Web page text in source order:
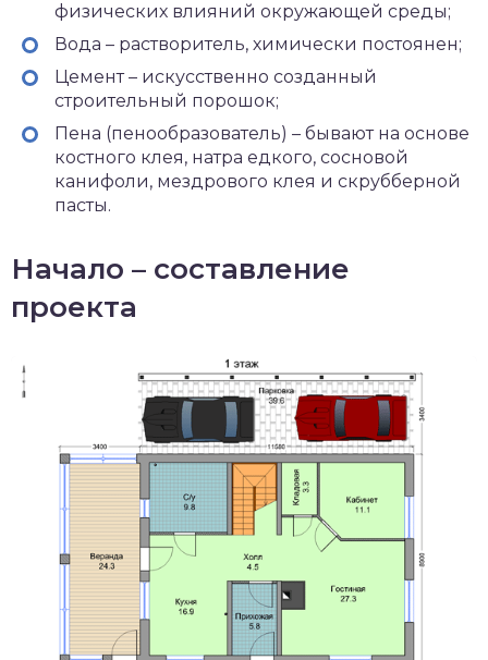
физических влияний окружающей среды;
Вода – растворитель, химически постоянен;
Цемент – искусственно созданный
строительный порошок;
Пена (пенообразователь) – бывают на основе
костного клея, натра едкого, сосновой
канифоли, мездрового клея и скрубберной
пасты.
Начало – составление
проекта